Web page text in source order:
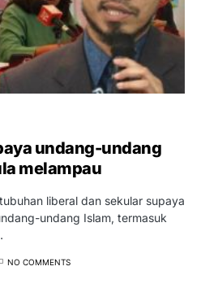
undang-undang
melampau
liberal dan sekular supaya
undang Islam, termasuk
NO COMMENTS